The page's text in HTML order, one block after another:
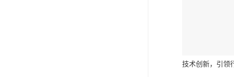
技术创新，引领